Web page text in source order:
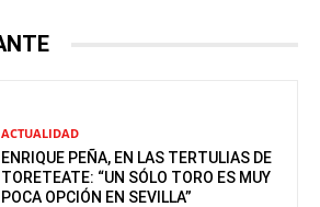
ACTUALIDAD
ENRIQUE PEÑA, EN LAS TERTULIAS DE
TORETEATE: “UN SÓLO TORO ES MUY
POCA OPCIÓN EN SEVILLA”